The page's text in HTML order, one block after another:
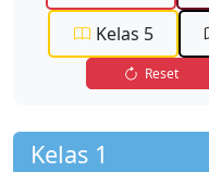
Kelas 5
Reset
Kelas 1